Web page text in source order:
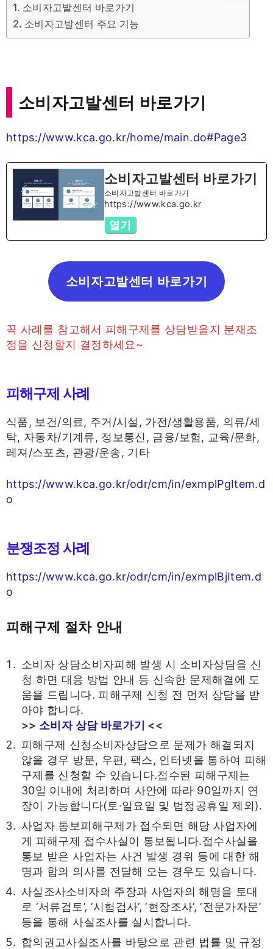
소비자고발센터 바로가기
소비자고발센터 주요 기능
소비자고발센터 바로가기
https://www.kca.go.kr/home/main.do#Page3
소비자고발센터 바로가기
소비자고발센터 바로가기
https://www.kca.go.kr
열기
소비자고발센터 바로가기
꼭 사례를 참고해서 피해구제를 상담받을지 분재조
정을 신청할지 결정하세요~
피해구제 사례
식품, 보건/의료, 주거/시설, 가전/생활용품, 의류/세
탁, 자동차/기계류, 정보통신, 금융/보험, 교육/문화,
레져/스포츠, 관광/운송, 기타
https://www.kca.go.kr/odr/cm/in/exmplPgItem.d
o
분쟁조정 사례
https://www.kca.go.kr/odr/cm/in/exmplBjItem.d
o
피해구제 절차 안내
소비자 상담소비자피해 발생 시 소비자상담을 신
청 하면 대응 방법 안내 등 신속한 문제해결에 도
움을 드립니다. 피해구제 신청 전 먼저 상담을 받
아야 합니다.
>> 소비자 상담 바로가기 <<
피해구제 신청소비자상담으로 문제가 해결되지
않을 경우 방문, 우편, 팩스, 인터넷을 통하여 피해
구제를 신청할 수 있습니다.접수된 피해구제는
30일 이내에 처리하며 사안에 따라 90일까지 연
장이 가능합니다(토·일요일 및 법정공휴일 제외).
사업자 통보피해구제가 접수되면 해당 사업자에
게 피해구제 접수사실이 통보됩니다.접수사실을
통보 받은 사업자는 사건 발생 경위 등에 대한 해
명과 합의 의사를 전달해 오는 경우도 있습니다.
사실조사소비자의 주장과 사업자의 해명을 토대
로 ‘서류검토’, ‘시험검사’, ‘현장조사’, ‘전문가자문’
등을 통해 사실조사를 실시합니다.
합의권고사실조사를 바탕으로 관련 법률 및 규정